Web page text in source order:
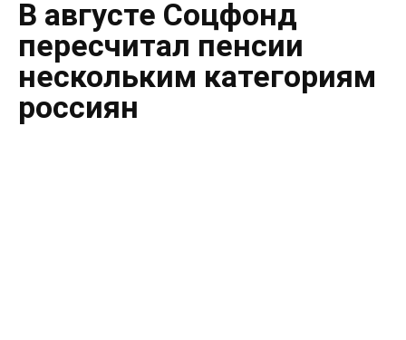
В августе Соцфонд
пересчитал пенсии
нескольким категориям
россиян